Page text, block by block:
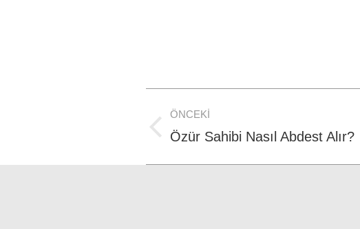
Post
navigation
ÖNCEKI
Previous
Özür Sahibi Nasıl Abdest Alır?